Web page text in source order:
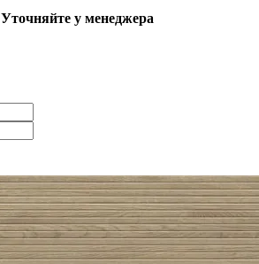
Уточняйте у менеджера